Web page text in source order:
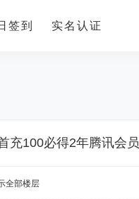
签到 实名认证
充100必得2年腾讯会员
全部楼层